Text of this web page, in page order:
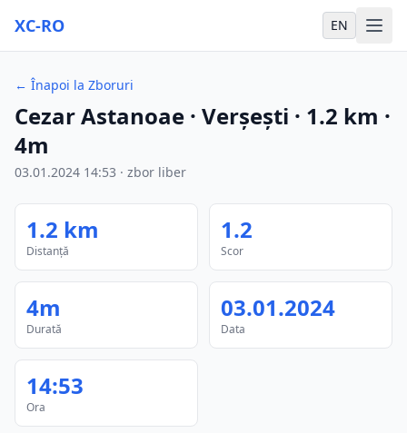
XC-RO EN
← Înapoi la Zboruri
Cezar Astanoae · Verșești · 1.2 km ·
4m
03.01.2024 14:53 · zbor liber
1.2 km
Distanță
1.2
Scor
4m
Durată
03.01.2024
Data
14:53
Ora